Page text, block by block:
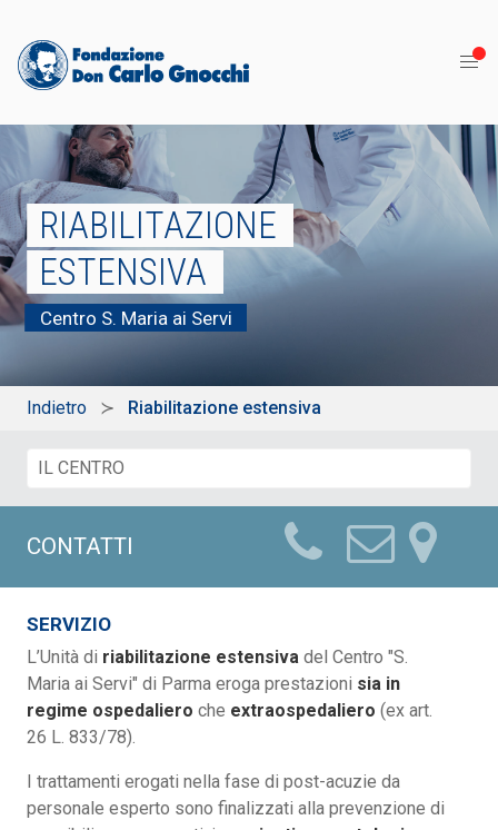
RIABILITAZIONE
ESTENSIVA
Centro S. Maria ai Servi
Indietro Riabilitazione estensiva
CONTATTI
SERVIZIO
L’Unità di riabilitazione estensiva del Centro "S.
Maria ai Servi" di Parma eroga prestazioni sia in
regime ospedaliero che extraospedaliero (ex art.
26 L. 833/78).
I trattamenti erogati nella fase di post-acuzie da
personale esperto sono finalizzati alla prevenzione di